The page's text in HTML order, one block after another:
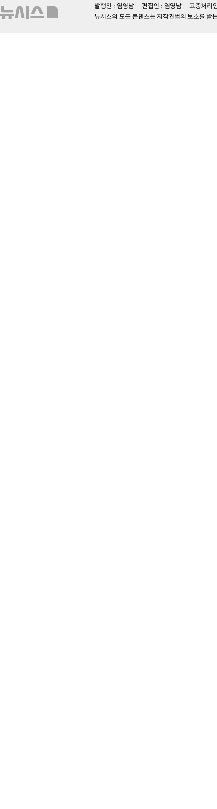
발행인 : 염영남
편집인 : 염영남
고충처리
뉴시스의 모든 콘텐츠는 저작권법의 보호를